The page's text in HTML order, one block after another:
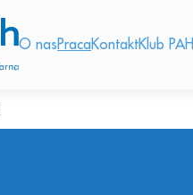
O nasPracaKontaktKlub PAH